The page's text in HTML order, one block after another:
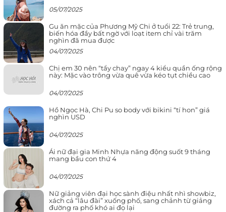
05/07/2025
Gu ăn mặc của Phương Mỹ Chi ở tuổi 22: Trẻ trung,
biến hóa đầy bất ngờ với loạt item chỉ vài trăm
nghìn đã mua được
04/07/2025
Chị em 30 nên “tẩy chay” ngay 4 kiểu quần ống rộng
này: Mặc vào trông vừa quê vừa kéo tụt chiều cao
04/07/2025
Hồ Ngọc Hà, Chi Pu so body với bikini “tí hon” giá
nghìn USD
04/07/2025
Ái nữ đại gia Minh Nhựa năng động suốt 9 tháng
mang bầu con thứ 4
04/07/2025
Nữ giảng viên đại học sành điệu nhất nhì showbiz,
xách cả “lâu đài” xuống phố, sang chảnh từ giảng
đường ra phố khó ai đọ lại